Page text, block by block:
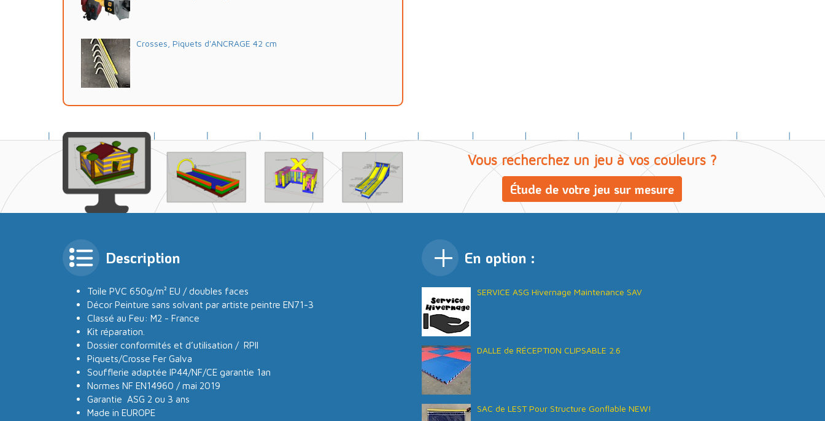
Crosses, Piquets d'ANCRAGE 42 cm
Vous recherchez un jeu à vos couleurs ?
Étude de votre jeu sur mesure
Description
Toile PVC 650g/m² EU / doubles faces
Décor Peinture sans solvant par artiste peintre EN71-3
Classé au Feu: M2 - France
Kit réparation.
Dossier conformités et d’utilisation / RPII
Piquets/Crosse Fer Galva
Soufflerie adaptée IP44/NF/CE garantie 1an
Normes NF EN14960 / mai 2019
Garantie ASG 2 ou 3 ans
Made in EUROPE
En option :
SERVICE ASG Hivernage Maintenance SAV
DALLE de RÉCEPTION CLIPSABLE 2.6
SAC de LEST Pour Structure Gonflable NEW!